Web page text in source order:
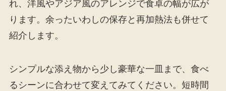
れ、洋風やアジア風のアレンジで食卓の幅が広が
ります。余ったいわしの保存と再加熱法も併せて
紹介します。
シンプルな添え物から少し豪華な一皿まで、食べ
るシーンに合わせて変えてみてください。短時間